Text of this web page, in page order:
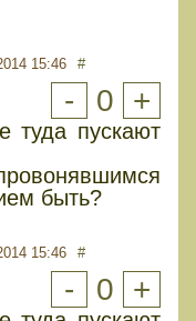
15:46 #
- 0 +
туда пускают
быть?
15:46 #
- 0 +